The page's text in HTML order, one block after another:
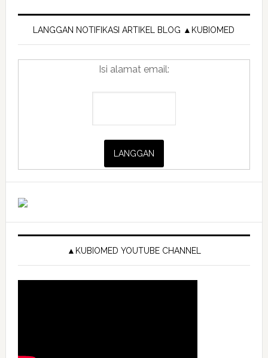
Primary
Sidebar
LANGGAN NOTIFIKASI ARTIKEL BLOG ▲KUBIOMED
Isi alamat email:
▲KUBIOMED YOUTUBE CHANNEL